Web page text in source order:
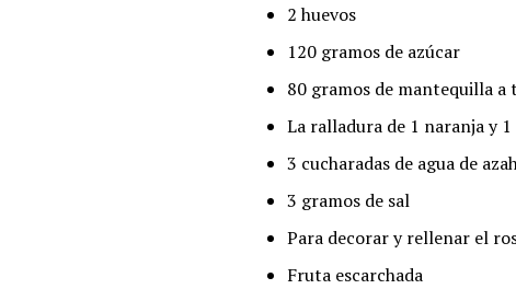
2 huevos
120 gramos de azúcar
80 gramos de mantequilla
La ralladura de 1 naranja y
3 cucharadas de agua de
3 gramos de sal
Para decorar y rellenar el
Fruta escarchada